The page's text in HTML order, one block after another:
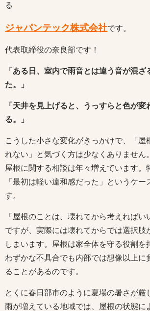
る
ジャパンテック株式会社です。
代表取締役の奈良部です！
「ある日、室内で雨音とは違う音が混ざ
た。」
「天井を見上げると、うっすらと色が
る。」
こうした小さな変化がきっかけで、「屋
れない」と気づく方は少なくありません
屋根に関する相談は年々増えています。
「最初は軽い違和感だった」というケー
す。
「屋根のことは、壊れてから考えればい
ですが、実際には壊れてからでは選択肢
しまいます。屋根は家全体を守る役割を
わずかな不具合でも内部では想像以上に
ることがあるのです。
とくに春日部市のように夏場の暑さが厳
雨が増えている地域では、屋根の状態に